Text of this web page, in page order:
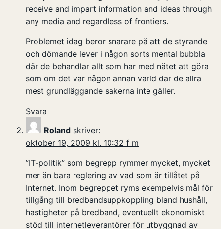
receive and impart information and ideas through
any media and regardless of frontiers.
Problemet idag beror snarare på att de styrande
och dömande lever i någon sorts mental bubbla
där de behandlar allt som har med nätet att göra
som om det var någon annan värld där de allra
mest grundläggande sakerna inte gäller.
Svara
Roland skriver:
oktober 19, 2009 kl. 10:32 f m
”IT-politik” som begrepp rymmer mycket, mycket
mer än bara reglering av vad som är tillåtet på
Internet. Inom begreppet ryms exempelvis mål för
tillgång till bredbandsuppkoppling bland hushåll,
hastigheter på bredband, eventuellt ekonomiskt
stöd till internetleverantörer för utbyggnad av